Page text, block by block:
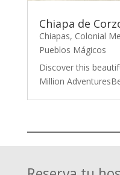
Chiapa de
Chiapas, Colonial
Pueblos Mágicos
Discover this
Million